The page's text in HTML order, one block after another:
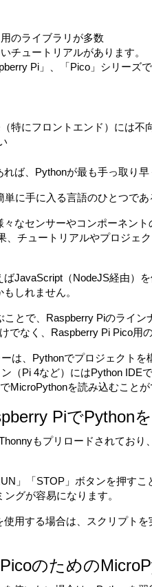
のライブラリが多数
チュートリアルがあります。
Pi」、「Pico」シリーズ
特にフロントエンド）には不
ば、Pythonが最も手っ取り早
に手に入る言語のひとつであ
々なセンサーやコンポーネン
、チュートリアルやプロジェ
ばJavaScript（NodeJS経由）
しれません。
ことで、Raspberry Piのライ
でなく、Raspberry Pi Pico用
は、Pythonでプロジェクト
（Pi 4など）にはPython IDE
MicroPythonを読み込むことが
PiでPython
もプリロードされてお
」「STOP」ボタンを押すこ
グが容易になります。
用する場合は、スクリプト
のための